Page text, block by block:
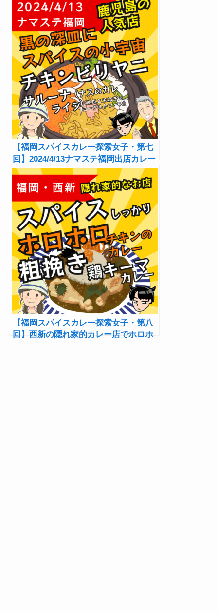
う「CodaSPICE」
【福岡スパイスカレー探索女子・第七
回】2024/4/13ナマステ福岡出店カレー
個別レポ①！黒い深皿の中はスパイス
の小宇宙！チキンビリヤニとサルーナ
（ナスのカレー）「自己満足系俺風
kitchen GOUTER」
【福岡スパイスカレー探索女子・第八
回】西新の隠れ家的カレー店でホロホ